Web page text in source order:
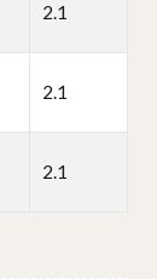
2.1
2.1
2.1